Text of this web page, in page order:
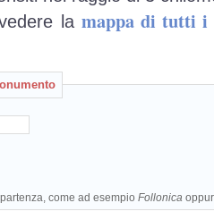
la mappa di tutti i
come ad esempio Follonica